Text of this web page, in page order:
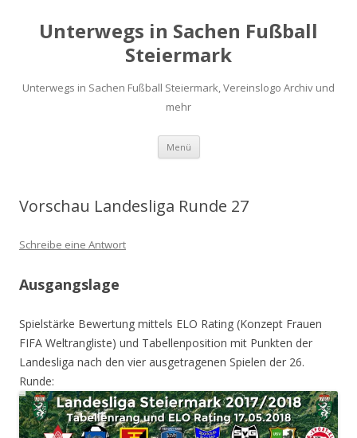
Unterwegs in Sachen Fußball
Steiermark
Unterwegs in Sachen Fußball Steiermark, Vereinslogo Archiv und
mehr
Menü Zum
springen
Vorschau Landesliga Runde 27
Schreibe eine Antwort
Ausgangslage
Spielstärke Bewertung mittels ELO Rating (Konzept Frauen
FIFA Weltrangliste) und Tabellenposition mit Punkten der
Landesliga nach den vier ausgetragenen Spielen der 26.
Runde: